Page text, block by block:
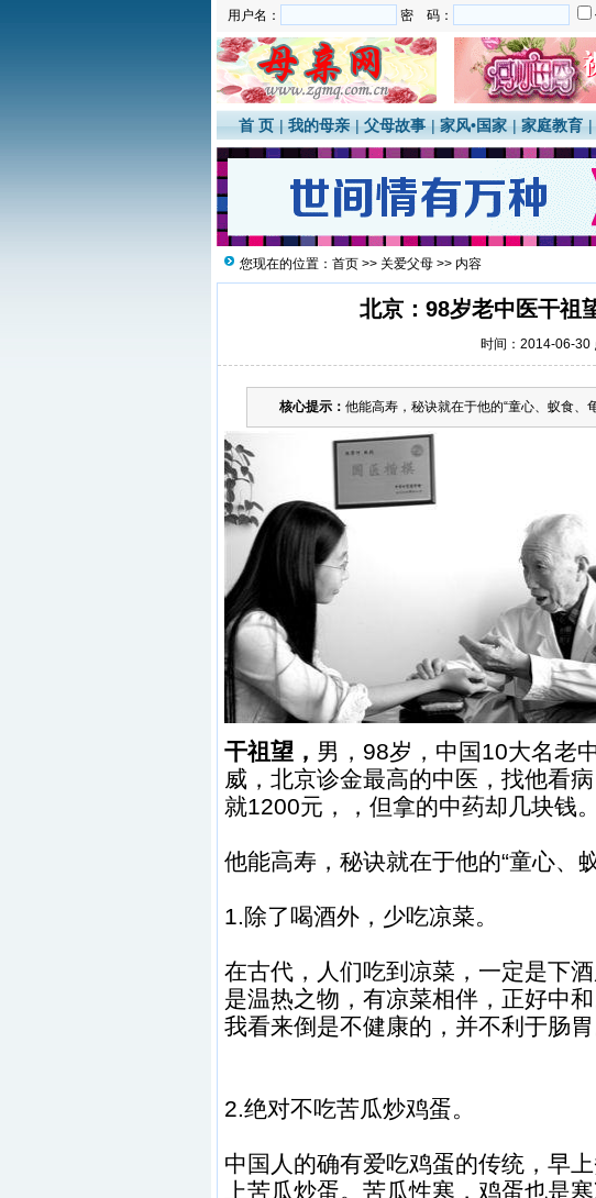
用户名： 密 码：
首 页 |我的母亲 |父母故事 |家风•国家 |家庭教育 |
您现在的位置： 首页 >> 关爱父母 >> 内容
北京：98岁老中医干祖
时间：2014-06-30
核心提示： 他能高寿，秘诀就在于他的“童心、蚁食、
干祖望， 男，98岁，中国10大名老
威，北京诊金最高的中医，找他看
就1200元，，但拿的中药却几块钱。
他能高寿，秘诀就在于他的“童心、
1.除了喝酒外，少吃凉菜。
在古代，人们吃到凉菜，一定是下
是温热之物，有凉菜相伴，正好中
我看来倒是不健康的，并不利于肠胃
2.绝对不吃苦瓜炒鸡蛋。
中国人的确有爱吃鸡蛋的传统，早
上苦瓜炒蛋。苦瓜性寒，鸡蛋也是